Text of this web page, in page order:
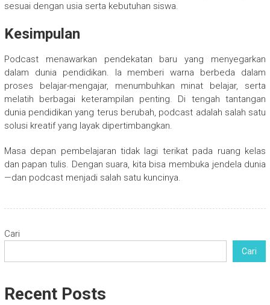
sesuai dengan usia serta kebutuhan siswa.
Kesimpulan
Podcast menawarkan pendekatan baru yang menyegarkan
dalam dunia pendidikan. Ia memberi warna berbeda dalam
proses belajar-mengajar, menumbuhkan minat belajar, serta
melatih berbagai keterampilan penting. Di tengah tantangan
dunia pendidikan yang terus berubah, podcast adalah salah satu
solusi kreatif yang layak dipertimbangkan.
Masa depan pembelajaran tidak lagi terikat pada ruang kelas
dan papan tulis. Dengan suara, kita bisa membuka jendela dunia
—dan podcast menjadi salah satu kuncinya.
Cari
Cari
Recent Posts